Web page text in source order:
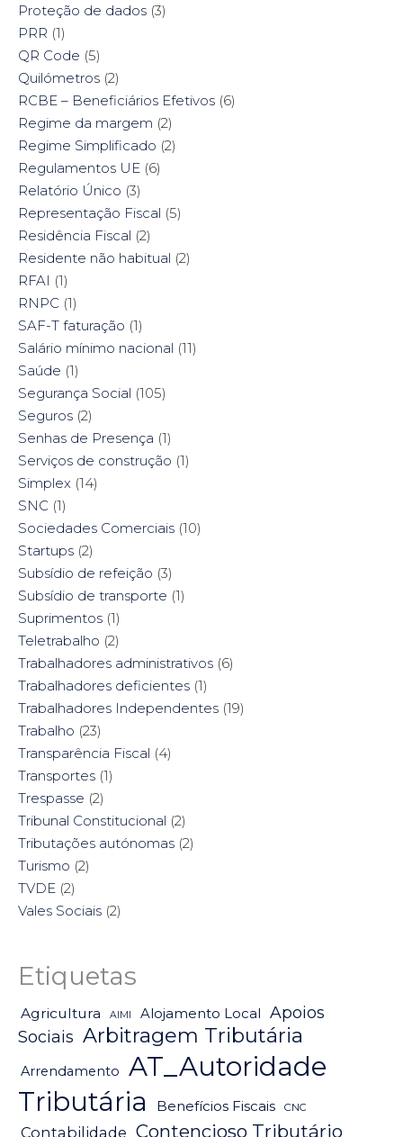
Proteção de dados (3)
PRR (1)
QR Code (5)
Quilómetros (2)
RCBE – Beneficiários Efetivos (6)
Regime da margem (2)
Regime Simplificado (2)
Regulamentos UE (6)
Relatório Único (3)
Representação Fiscal (5)
Residência Fiscal (2)
Residente não habitual (2)
RFAI (1)
RNPC (1)
SAF-T faturação (1)
Salário mínimo nacional (11)
Saúde (1)
Segurança Social (105)
Seguros (2)
Senhas de Presença (1)
Serviços de construção (1)
Simplex (14)
SNC (1)
Sociedades Comerciais (10)
Startups (2)
Subsídio de refeição (3)
Subsídio de transporte (1)
Suprimentos (1)
Teletrabalho (2)
Trabalhadores administrativos (6)
Trabalhadores deficientes (1)
Trabalhadores Independentes (19)
Trabalho (23)
Transparência Fiscal (4)
Transportes (1)
Trespasse (2)
Tribunal Constitucional (2)
Tributações autónomas (2)
Turismo (2)
TVDE (2)
Vales Sociais (2)
Etiquetas
Agricultura AIMI Alojamento Local
Apoios
Sociais Arbitragem Tributária
Arrendamento
AT_Autoridade
Tributária
Benefícios Fiscais CNC
Contabilidade Contencioso Tributário